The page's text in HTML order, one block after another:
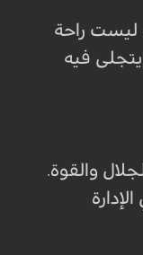
ليست راحة
فيه
والقوة.